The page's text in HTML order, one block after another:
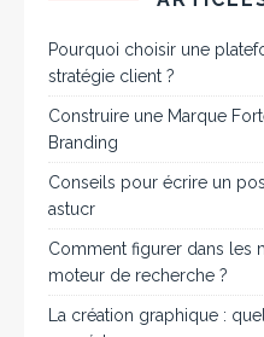
Pourquoi choisir une
stratégie client ?
Construire une Marque
Branding
Conseils pour écrire un
astucr
Comment figurer dans les
moteur de recherche ?
La création graphique :